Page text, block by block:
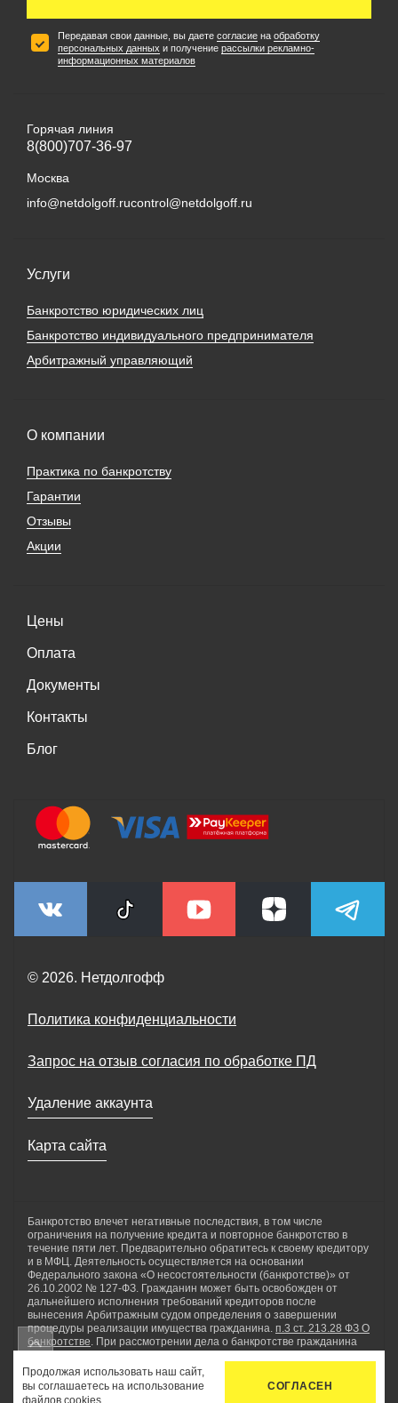
Продолжая использовать наш сайт,
вы соглашаетесь на использование
файлов cookies
СОГЛАСЕН
Передавая свои данные, вы даете согласие на обработку
персональных данных и получение рассылки рекламно-
информационных материалов
Услуги
Банкротство юридических лиц
Банкротство индивидуального предпринимателя
Арбитражный управляющий
О компании
Практика по банкротству
Гарантии
Отзывы
Акции
Цены
Оплата
Документы
Контакты
Блог
Горячая линия
8(800)707-36-97
Москва
info@netdolgoff.rucontrol@netdolgoff.ru
© 2026. Нетдолгофф
Политика конфиденциальности
Запрос на отзыв согласия по обработке ПД
Удаление аккаунта
Карта сайта
Банкротство влечет негативные последствия, в том числе
ограничения на получение кредита и повторное банкротство в
течение пяти лет. Предварительно обратитесь к своему кредитору
и в МФЦ. Деятельность осуществляется на основании
Федерального закона «О несостоятельности (банкротстве)» от
26.10.2002 № 127-ФЗ. Гражданин может быть освобожден от
дальнейшего исполнения требований кредиторов после
вынесения Арбитражным судом определения о завершении
процедуры реализации имущества гражданина. п.3 ст. 213.28 ФЗ О
банкротстве. При рассмотрении дела о банкротстве гражданина
имущества гражданина, мировое соглашение. ООО «Нетдолгофф»
осуществляет комплекс юридических услуг по сопровождению
процедуры банкротства физических лиц, а также проводит